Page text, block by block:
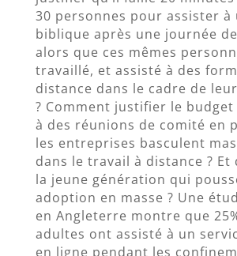
30 personnes pour assister à
biblique après une journée
alors que ces mêmes
travaillé, et assisté à des
distance dans le cadre de
? Comment justifier le budget
à des réunions de comité en
les entreprises basculent
dans le travail à distance ? Et
la jeune génération qui
adoption en masse ? Une
en Angleterre montre que
adultes ont assisté à un
en ligne pendant les